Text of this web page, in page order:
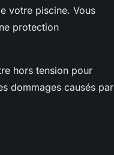
votre piscine. Vous
protection
hors tension pour
dommages causés par